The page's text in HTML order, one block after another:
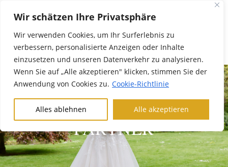
Wir schätzen Ihre Privatsphäre
Wir verwenden Cookies, um Ihr Surferlebnis zu
verbessern, personalisierte Anzeigen oder Inhalte
einzusetzen und unseren Datenverkehr zu analysieren.
Wenn Sie auf „Alle akzeptieren" klicken, stimmen Sie der
Anwendung von Cookies zu. Cookie-Richtlinie
Alles ablehnen Alle akzeptieren
PARTNER